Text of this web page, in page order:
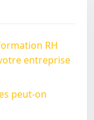
RH
entreprise
peut-on